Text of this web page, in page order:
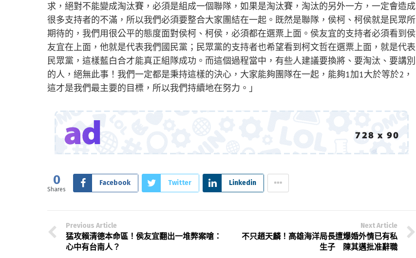
求，絕對不能變成淘汰賽，必須是組成一個聯隊，如果是淘汰賽，淘汰的另外一方，一定會造成
很多支持者的不滿，所以我們必須要整合大家團結在一起。既然是聯隊，侯柯、柯侯就是民眾所
期待的，我們用很公平的態度面對侯柯、柯侯，必須都在選票上面。侯友宜的支持者必須看到侯
友宜在上面，他就是代表我們國民黨；民眾黨的支持者也希望看到柯文哲在選票上面，就是代表
民眾黨，這樣藍白合才能真正組隊成功。而這個過程當中，有些人建議要換將、要淘汰、要講別
的人，絕無此事！我們一定都是秉持這樣的決心，大家能夠團隊在一起，能夠1加1大於等於2，
這才是我們最主要的目標，所以我們持續地在努力。」
0
Shares
Facebook Twitter Linkedin
Previous Article
猛攻賴清德本命區！侯友宜翻出一堆弊案嗆：
心中有台南人？
Next Article
不只趙天麟！高雄海洋局長遭爆婚外情已有私
生子 陳其邁批准辭職